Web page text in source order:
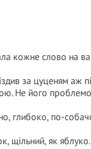
кожне слово на
за цуценям аж
Не його
глибоко, по-
щільний, як яблуко.